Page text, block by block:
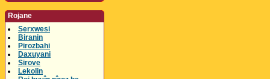
Rojane
Serxwesi
Biranin
Pirozbahi
Daxuyani
Sirove
Lekolin